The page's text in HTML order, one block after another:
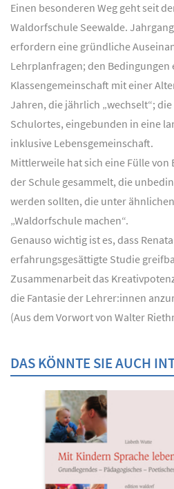
Einen besonderen Weg geht seit
Waldorfschule Seewalde.
erfordern eine gründliche
Lehrplanfragen; den Bedingungen
Klassengemeinschaft mit einer
Jahren, die jährlich „wechselt“;
Schulortes, eingebunden in eine
inklusive Lebensgemeinschaft.
Mittlerweile hat sich eine Fülle
der Schule gesammelt, die
werden sollten, die unter
„Waldorfschule machen“.
Genauso wichtig ist es, dass
erfahrungsgesättigte Studie
Zusammenarbeit das
die Fantasie der Lehrer:innen
(Aus dem Vorwort von Walter
DAS KÖNNTE SIE AUCH